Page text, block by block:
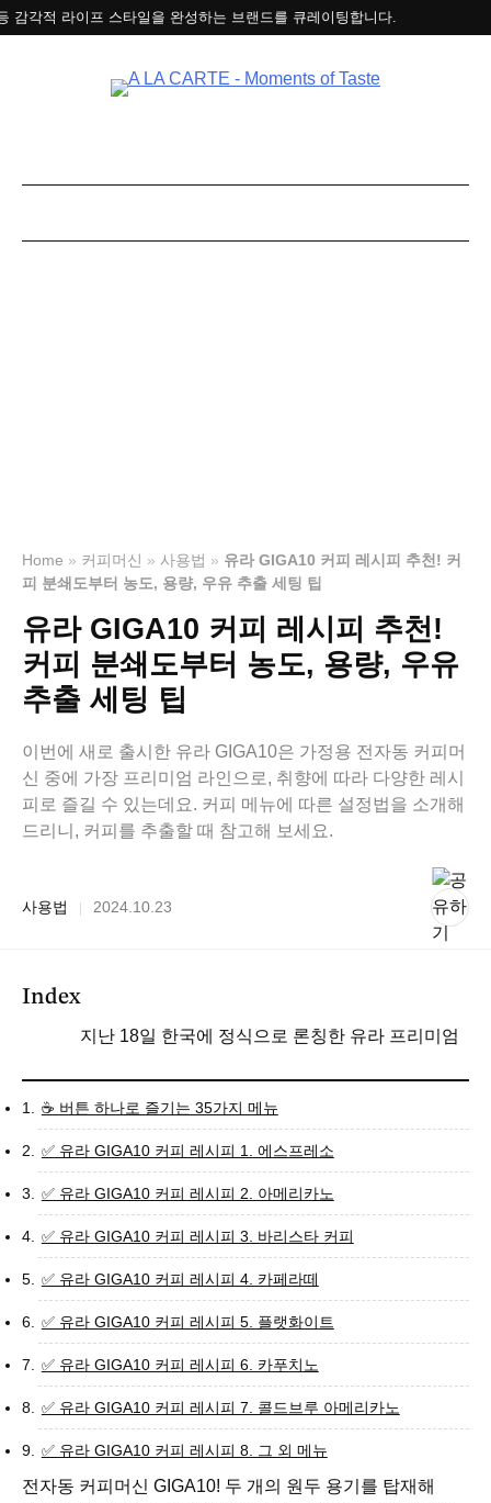
Skip
to
타일을 완성하는 브랜드를 큐레이팅합니다.
Home » 커피머신 » 사용법 » 유라 GIGA10 커피 레시피 추천! 커
피 분쇄도부터 농도, 용량, 우유 추출 세팅 팁
유라 GIGA10 커피 레시피 추천!
커피 분쇄도부터 농도, 용량, 우유
추출 세팅 팁
이번에 새로 출시한 유라 GIGA10은 가정용 전자동 커피머
신 중에 가장 프리미엄 라인으로, 취향에 따라 다양한 레시
피로 즐길 수 있는데요. 커피 메뉴에 따른 설정법을 소개해
드리니, 커피를 추출할 때 참고해 보세요.
사용법 | 2024.10.23
☕ 버튼 하나로 즐기는 35가지 메뉴
✅ 유라 GIGA10 커피 레시피 1. 에스프레소
✅ 유라 GIGA10 커피 레시피 2. 아메리카노
✅ 유라 GIGA10 커피 레시피 3. 바리스타 커피
✅ 유라 GIGA10 커피 레시피 4. 카페라떼
✅ 유라 GIGA10 커피 레시피 5. 플랫화이트
✅ 유라 GIGA10 커피 레시피 6. 카푸치노
✅ 유라 GIGA10 커피 레시피 7. 콜드브루 아메리카노
✅ 유라 GIGA10 커피 레시피 8. 그 외 메뉴
지난 18일 한국에 정식으로 론칭한 유라 프리미엄
전자동 커피머신 GIGA10! 두 개의 원두 용기를 탑재해